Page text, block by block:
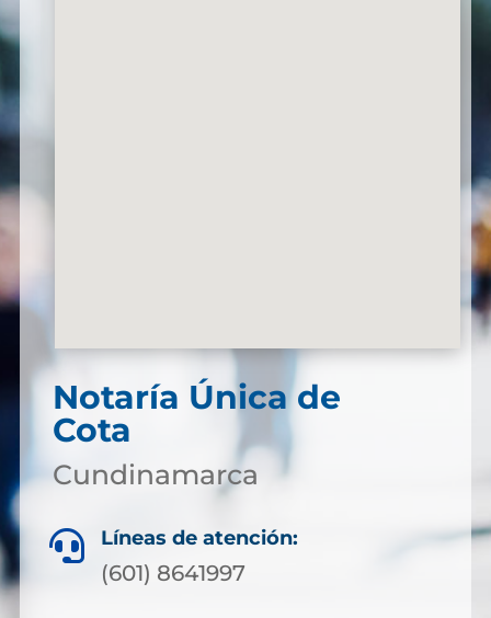
Notaría Única de
Cota
Cundinamarca
 Líneas de atención:
(601) 8641997